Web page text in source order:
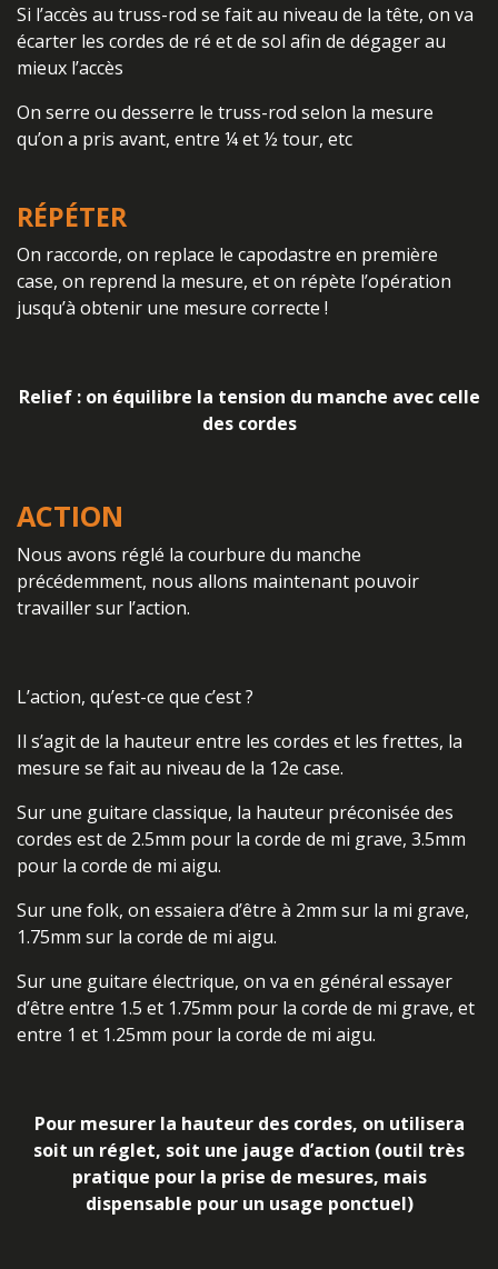
Si l’accès au truss-rod se fait au niveau de la tête, on va
écarter les cordes de ré et de sol afin de dégager au
mieux l’accès
On serre ou desserre le truss-rod selon la mesure
qu’on a pris avant, entre ¼ et ½ tour, etc
RÉPÉTER
On raccorde, on replace le capodastre en première
case, on reprend la mesure, et on répète l’opération
jusqu’à obtenir une mesure correcte !
Relief : on équilibre la tension du manche avec celle
des cordes
ACTION
Nous avons réglé la courbure du manche
précédemment, nous allons maintenant pouvoir
travailler sur l’action.
L’action, qu’est-ce que c’est ?
Il s’agit de la hauteur entre les cordes et les frettes, la
mesure se fait au niveau de la 12e case.
Sur une guitare classique, la hauteur préconisée des
cordes est de 2.5mm pour la corde de mi grave, 3.5mm
pour la corde de mi aigu.
Sur une folk, on essaiera d’être à 2mm sur la mi grave,
1.75mm sur la corde de mi aigu.
Sur une guitare électrique, on va en général essayer
d’être entre 1.5 et 1.75mm pour la corde de mi grave, et
entre 1 et 1.25mm pour la corde de mi aigu.
Pour mesurer la hauteur des cordes, on utilisera
soit un réglet, soit une jauge d’action (outil très
pratique pour la prise de mesures, mais
dispensable pour un usage ponctuel)